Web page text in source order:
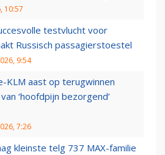
10:57
testvlucht voor
Russisch passagierstoestel
9:54
KLM aast op terugwinnen
‘hoofdpijn bezorgend’
7:26
kleinste telg 737 MAX-familie